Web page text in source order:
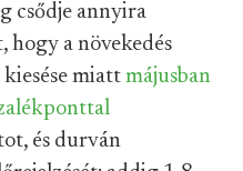
csődje annyira
hogy a növekedés
miatt májusban
és durván